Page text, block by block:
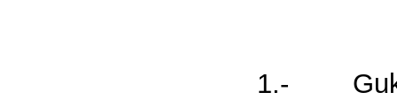
1.- Guk/